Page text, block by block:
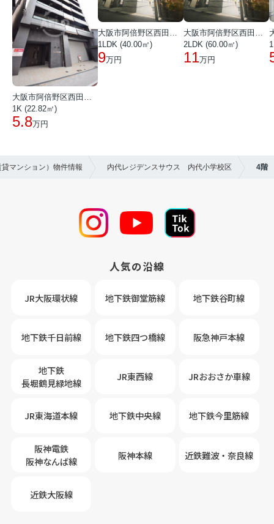
大阪市阿倍野区西田辺町１丁目
1K (22.82㎡)
5.8万円
大阪市阿倍野区西田辺町１丁目
1LDK (40.00㎡)
9万円
大阪市阿倍野区西田辺町１丁目
2LDK (60.00㎡)
11万円
マンション）物件情報 内代レジデンスサウス 内代小学校区 4階
人気の沿線
JR大阪環状線 地下鉄御堂筋線 地下鉄谷町線
地下鉄千日前線 地下鉄四つ橋線 阪急神戸本線
地下鉄
長堀鶴見緑地線
JR東西線 JRおおさか車線
JR東海道本線 地下鉄中央線 地下鉄今里筋線
阪神電鉄
阪神なんば線
阪神本線 近鉄難波・奈良線
近鉄大阪線